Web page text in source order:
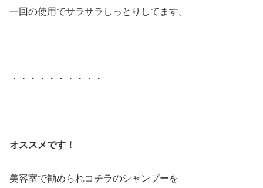
一回の使用でサラサラしっとりしてます。
・・・・・・・・・・
オススメです！
美容室で勧められコチラのシャンプーを